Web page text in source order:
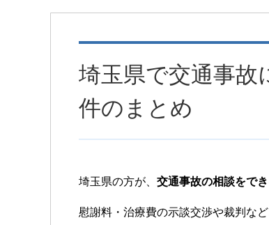
埼玉県で交通事故
件のまとめ
埼玉県の方が、 交通事故の相談をで
慰謝料・治療費の示談交渉や裁判な